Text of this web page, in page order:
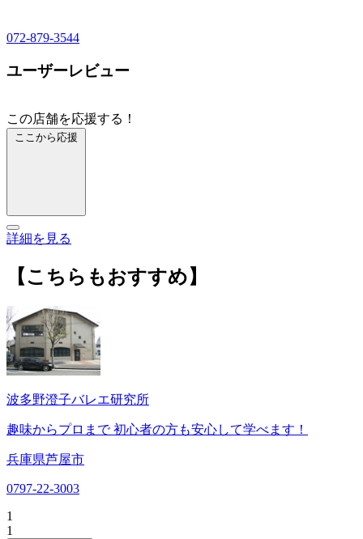
072-879-3544
ユーザーレビュー
この店舗を応援する！
ここから応援
詳細を見る
【こちらもおすすめ】
波多野澄子バレエ研究所
趣味からプロまで 初心者の方も安心して学べます！
兵庫県芦屋市
0797-22-3003
1
1